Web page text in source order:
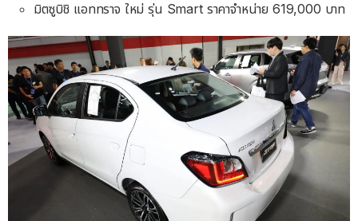
มิตซูบิชิ แอททราจ ใหม่ รุ่น Smart ราคาจําหน่าย 619,000 บาท